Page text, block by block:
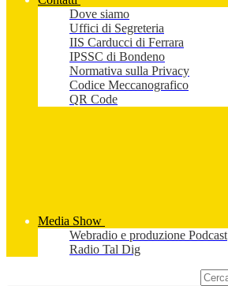
Dove siamo
Uffici di Segreteria
IIS Carducci di Ferrara
IPSSC di Bondeno
Normativa sulla Privacy
Codice Meccanografico
QR Code
Media Show
Webradio e produzione Podcast
Radio Tal Dig